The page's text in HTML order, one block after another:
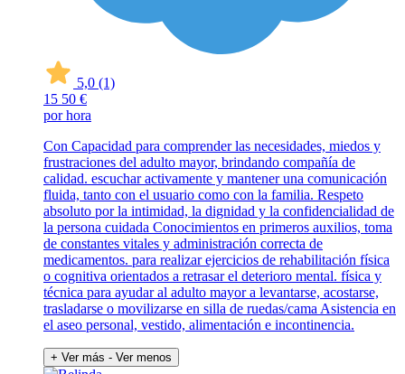
5,0 (1)
15 50 €
por hora
Con Capacidad para comprender las necesidades, miedos y
frustraciones del adulto mayor, brindando compañía de
calidad. escuchar activamente y mantener una comunicación
fluida, tanto con el usuario como con la familia. Respeto
absoluto por la intimidad, la dignidad y la confidencialidad de
la persona cuidada Conocimientos en primeros auxilios, toma
de constantes vitales y administración correcta de
medicamentos. para realizar ejercicios de rehabilitación física
o cognitiva orientados a retrasar el deterioro mental. física y
técnica para ayudar al adulto mayor a levantarse, acostarse,
trasladarse o movilizarse en silla de ruedas/cama Asistencia en
el aseo personal, vestido, alimentación e incontinencia.
+ Ver más - Ver menos